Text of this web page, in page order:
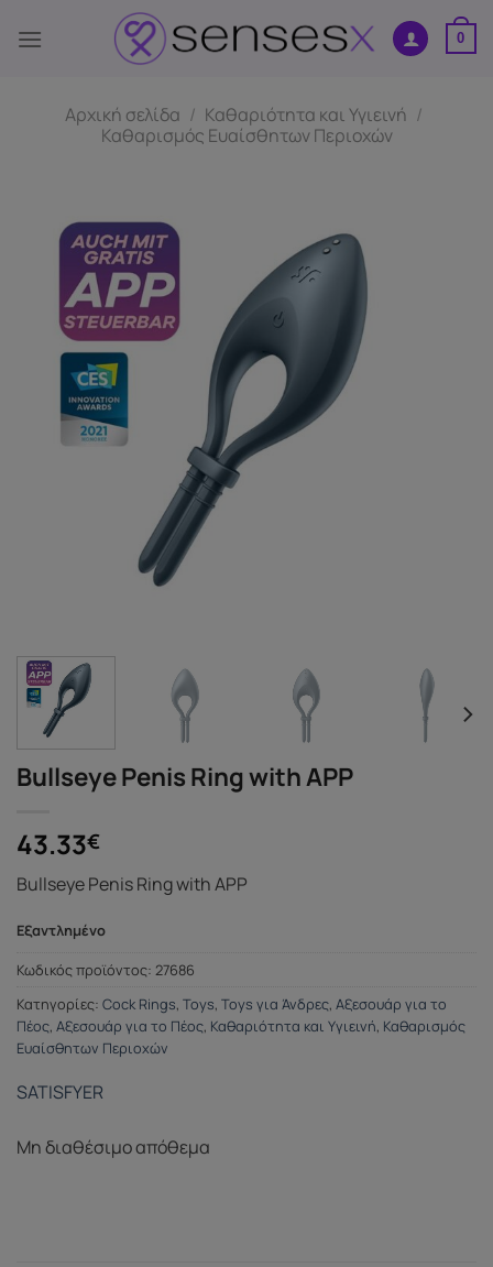
στο
0
Αρχική σελίδα / Καθαριότητα και Υγιεινή /
Καθαρισμός Ευαίσθητων Περιοχών
Bullseye Penis Ring with APP
43.33€
Bullseye Penis Ring with APP
Εξαντλημένο
Κωδικός προϊόντος: 27686
Κατηγορίες: Cock Rings, Toys, Toys για Άνδρες, Αξεσουάρ για το
Πέος, Αξεσουάρ για το Πέος, Καθαριότητα και Υγιεινή, Καθαρισμός
Ευαίσθητων Περιοχών
SATISFYER
Μη διαθέσιμο απόθεμα